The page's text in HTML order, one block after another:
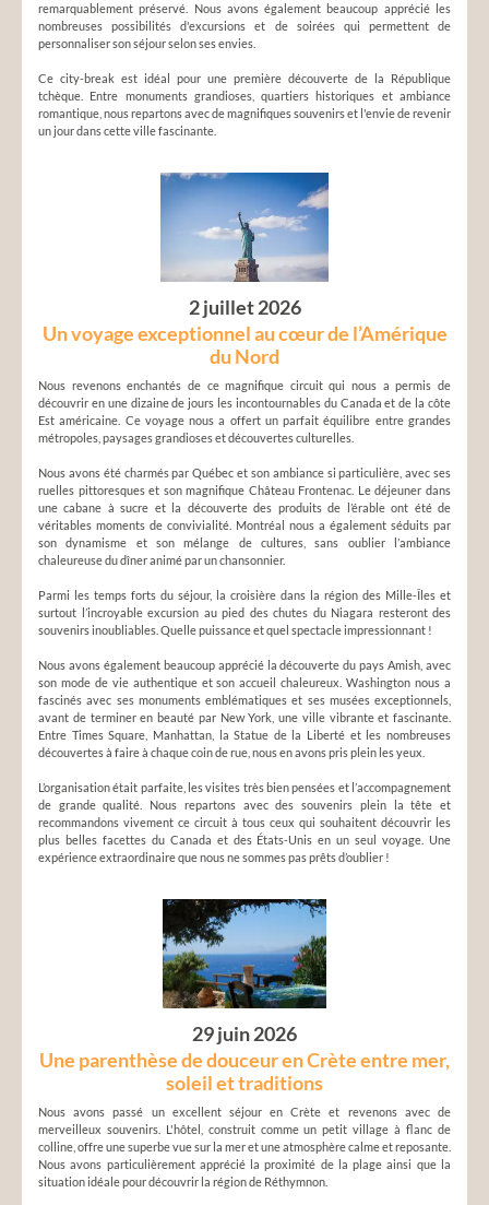
remarquablement préservé. Nous avons également beaucoup apprécié les
nombreuses possibilités d'excursions et de soirées qui permettent de
personnaliser son séjour selon ses envies.
Ce city-break est idéal pour une première découverte de la République
tchèque. Entre monuments grandioses, quartiers historiques et ambiance
romantique, nous repartons avec de magnifiques souvenirs et l'envie de revenir
un jour dans cette ville fascinante.
2 juillet 2026
Un voyage exceptionnel au cœur de l’Amérique
du Nord
Nous revenons enchantés de ce magnifique circuit qui nous a permis de
découvrir en une dizaine de jours les incontournables du Canada et de la côte
Est américaine. Ce voyage nous a offert un parfait équilibre entre grandes
métropoles, paysages grandioses et découvertes culturelles.
Nous avons été charmés par Québec et son ambiance si particulière, avec ses
ruelles pittoresques et son magnifique Château Frontenac. Le déjeuner dans
une cabane à sucre et la découverte des produits de l’érable ont été de
véritables moments de convivialité. Montréal nous a également séduits par
son dynamisme et son mélange de cultures, sans oublier l’ambiance
chaleureuse du dîner animé par un chansonnier.
Parmi les temps forts du séjour, la croisière dans la région des Mille-Îles et
surtout l’incroyable excursion au pied des chutes du Niagara resteront des
souvenirs inoubliables. Quelle puissance et quel spectacle impressionnant !
Nous avons également beaucoup apprécié la découverte du pays Amish, avec
son mode de vie authentique et son accueil chaleureux. Washington nous a
fascinés avec ses monuments emblématiques et ses musées exceptionnels,
avant de terminer en beauté par New York, une ville vibrante et fascinante.
Entre Times Square, Manhattan, la Statue de la Liberté et les nombreuses
découvertes à faire à chaque coin de rue, nous en avons pris plein les yeux.
L’organisation était parfaite, les visites très bien pensées et l’accompagnement
de grande qualité. Nous repartons avec des souvenirs plein la tête et
recommandons vivement ce circuit à tous ceux qui souhaitent découvrir les
plus belles facettes du Canada et des États-Unis en un seul voyage. Une
expérience extraordinaire que nous ne sommes pas prêts d’oublier !
29 juin 2026
Une parenthèse de douceur en Crète entre mer,
soleil et traditions
Nous avons passé un excellent séjour en Crète et revenons avec de
merveilleux souvenirs. L'hôtel, construit comme un petit village à flanc de
colline, offre une superbe vue sur la mer et une atmosphère calme et reposante.
Nous avons particulièrement apprécié la proximité de la plage ainsi que la
situation idéale pour découvrir la région de Réthymnon.